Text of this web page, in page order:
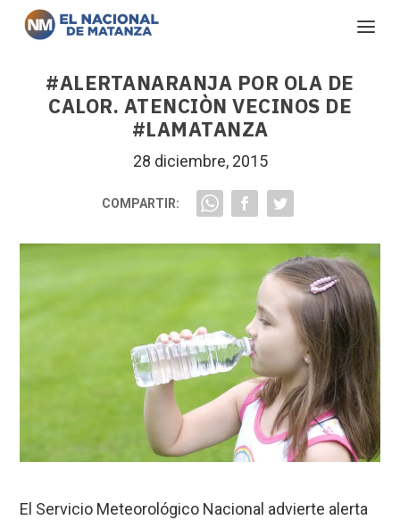
#ALERTANARANJA POR OLA DE
CALOR. ATENCIÒN VECINOS DE
#LAMATANZA
28 diciembre, 2015
COMPARTIR:
El Servicio Meteorológico Nacional advierte alerta